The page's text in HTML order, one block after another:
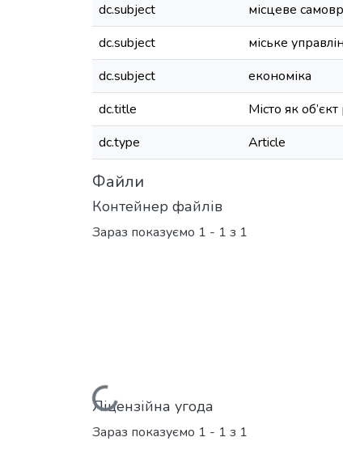
dc.subject
місцеве
dc.subject
міське
dc.subject
економіка
dc.title
Місто як
dc.type
Article
Файли
Контейнер файлів
Зараз показуємо 1 - 1 з 1
Вантажиться...
Ліцензійна угода
Зараз показуємо 1 - 1 з 1